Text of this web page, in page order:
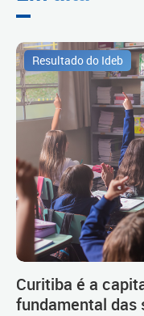
Resultado do Ideb
Curitiba é a
fundamental das